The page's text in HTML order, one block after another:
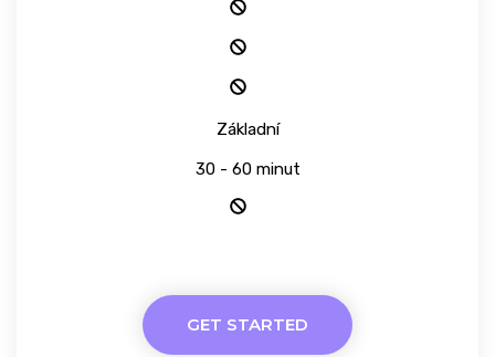
Základní
30 - 60 minut
GET STARTED